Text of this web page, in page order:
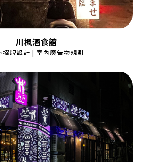
川楓酒食館
招牌設計 | 室內廣告物規劃